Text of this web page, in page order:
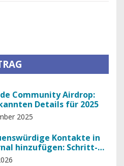
Community Airdrop:
Details für 2025
2025
Kontakte in
hinzufügen: Schritt-
Anleitung